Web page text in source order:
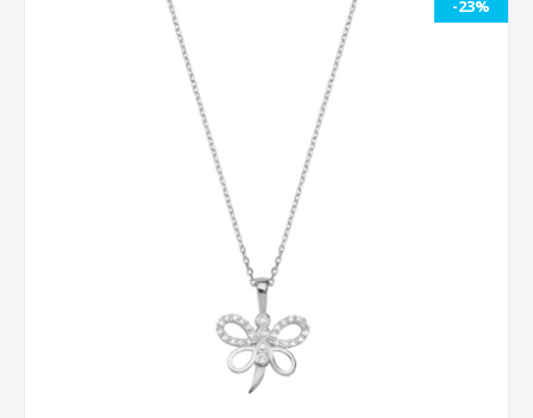
-23%